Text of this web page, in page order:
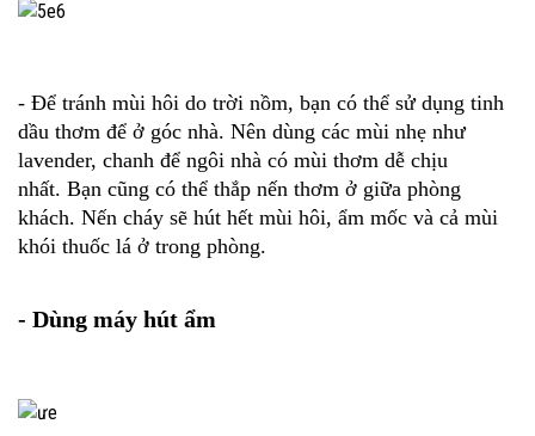
- Để tránh mùi hôi do trời nồm, bạn có thể sử dụng tinh
dầu thơm để ở góc nhà. Nên dùng các mùi nhẹ như
lavender, chanh để ngôi nhà có mùi thơm dễ chịu
nhất. Bạn cũng có thể thắp nến thơm ở giữa phòng
khách. Nến cháy sẽ hút hết mùi hôi, ẩm mốc và cả mùi
khói thuốc lá ở trong phòng.
- Dùng máy hút ẩm